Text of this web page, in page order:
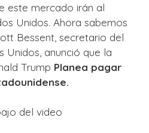
este mercado irán al
Unidos. Ahora sabemos
Bessent, secretario del
Unidos, anunció que la
Trump Planea pagar
del video